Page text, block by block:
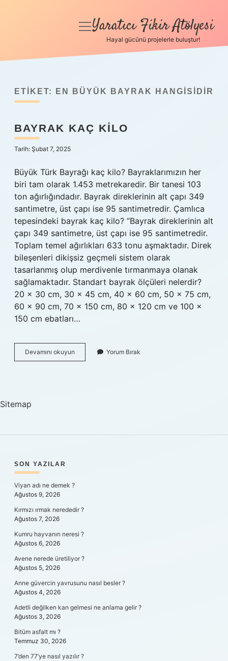
Anasayfa
Yasal Uyarı
Hakkımızda
menüyü
Yaratıcı Fikir Atölyesi
Hayal gücünü projelerle buluştur!
ETIKET: EN BÜYÜK BAYRAK HANGISIDIR
BAYRAK KAÇ KILO
Tarih: Şubat 7, 2025
Büyük Türk Bayrağı kaç kilo? Bayraklarımızın her
biri tam olarak 1.453 metrekaredir. Bir tanesi 103
ton ağırlığındadır. Bayrak direklerinin alt çapı 349
santimetre, üst çapı ise 95 santimetredir. Çamlıca
tepesindeki bayrak kaç kilo? “Bayrak direklerinin alt
çapı 349 santimetre, üst çapı ise 95 santimetredir.
Toplam temel ağırlıkları 633 tonu aşmaktadır. Direk
bileşenleri dikişsiz geçmeli sistem olarak
tasarlanmış olup merdivenle tırmanmaya olanak
sağlamaktadır. Standart bayrak ölçüleri nelerdir?
20 x 30 cm, 30 x 45 cm, 40 x 60 cm, 50 x 75 cm,
60 x 90 cm, 70 x 150 cm, 80 x 120 cm ve 100 x
150 cm ebatları…
Devamını okuyun
Kaç
Yorum Bırak
Sitemap
SIDEBAR
SON YAZILAR
Viyan adı ne demek ?
Ağustos 9, 2026
Kırmızı ırmak nerededir ?
Ağustos 7, 2026
Kumru hayvanın neresi ?
Ağustos 6, 2026
Avene nerede üretiliyor ?
Ağustos 5, 2026
Anne güvercin yavrusunu nasıl besler ?
Ağustos 4, 2026
Adetli değilken kan gelmesi ne anlama gelir ?
Ağustos 3, 2026
Bitüm asfalt mı ?
Temmuz 30, 2026
7’den 77’ye nasıl yazılır ?